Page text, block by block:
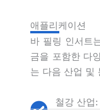
애플리케이션
바 필링 인서트
금을 포함한 다
는 다음 산업 및
철강 산업